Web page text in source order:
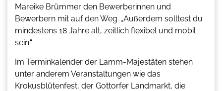
Mareike Brümmer den Bewerberinnen und
Bewerbern mit auf den Weg. „Außerdem solltest du
mindestens 18 Jahre alt, zeitlich flexibel und mobil
sein.“
Im Terminkalender der Lamm-Majestäten stehen
unter anderem Veranstaltungen wie das
Krokusblütenfest, der Gottorfer Landmarkt, die